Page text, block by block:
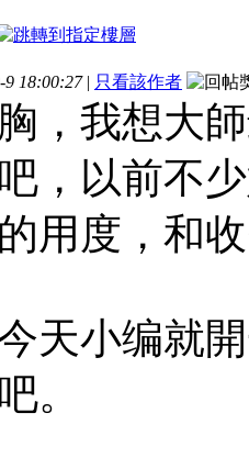
9 18:00:27 | 只看該作者
，我想大
，以前不
用度，和
天小编就
。